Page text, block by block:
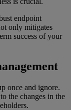
endpoint
only mitigates
success of your
once and ignore.
the changes in the